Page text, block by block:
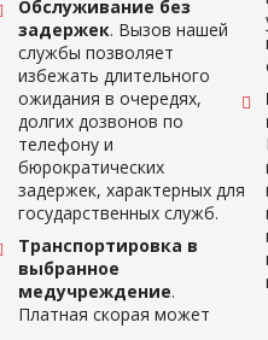
Обслуживание без
задержек. Вызов нашей
службы позволяет
избежать длительного
ожидания в очередях,
долгих дозвонов по
телефону и
бюрократических
задержек, характерных для
государственных служб.
Транспортировка в
выбранное
медучреждение.
Платная скорая может